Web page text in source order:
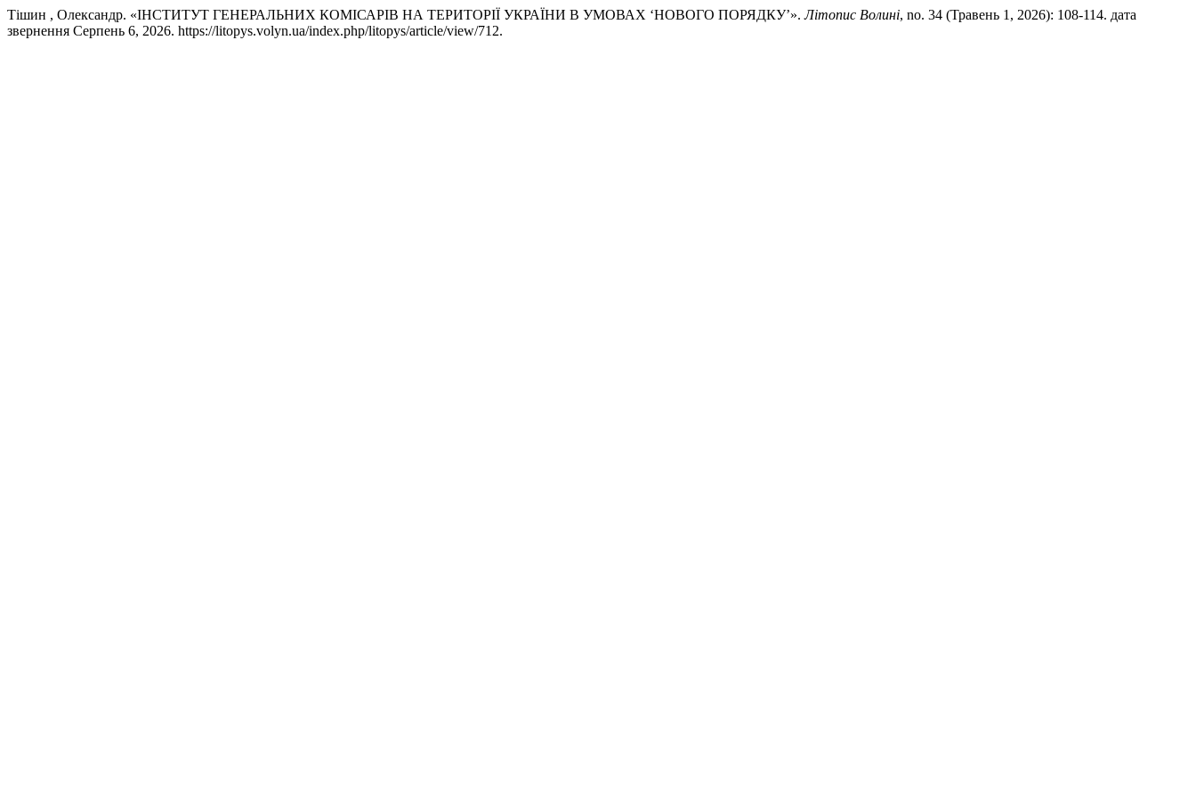
Тішин , Олександр. «ІНСТИТУТ ГЕНЕРАЛЬНИХ КОМІСАРІВ НА ТЕРИТОРІЇ УКРАЇНИ В УМОВАХ ‘НОВОГО ПОРЯДКУ’».Літопис Волині, no. 34 (Травень 1, 2026): 108-114. дата
звернення Серпень 6, 2026. https://litopys.volyn.ua/index.php/litopys/article/view/712.